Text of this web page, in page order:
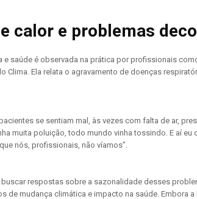
calor e problemas
e saúde é observada na prática por profissionais
Clima. Ela relata o agravamento de doenças
se sentiam mal, às vezes com falta de ar,
muita poluição, todo mundo vinha tossindo. E aí
nós, profissionais, não víamos”.
respostas sobre a sazonalidade desses
de mudança climática e impacto na saúde. Embora